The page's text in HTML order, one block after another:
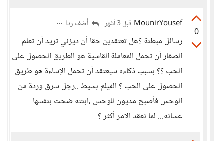
0
MounirYousef قبل 3 أشهر أضف ردا
رسائل مبطنة ؟هل تعتقدين حقا أن ديزني تريد أن تعلم
الصغار أن تحمل المعاملة القاسية هو الطريق الحصول على
الحب ؟؟ بسبب ذكاءه سيعتقد أن تحمل الإساءة هو طريق
الحصول على الحب ؟ الفيلم بسيط ..رجل سرق وردة من
الوحش فأصبح مديون للوحش ،ابنته ضحت بنفسها
عشانه... لما نعقد الامر أكثر ؟